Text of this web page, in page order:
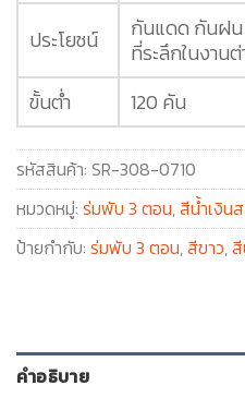
ประโยชน์
กันแดด กันฝน
ที่ระลึกในงาน
ขั้นต่ำ
120 คัน
รหัสสินค้า: SR-308-0710
หมวดหมู่: ร่มพับ 3 ตอน,สีน้ำเงิน
ป้ายกำกับ: ร่มพับ 3 ตอน,สีขาว,สี
คำอธิบาย